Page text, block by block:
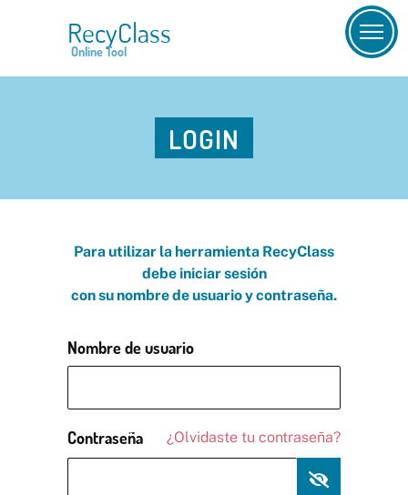
RecyClass
Online Tool
LOGIN
Para utilizar la herramienta RecyClass
debe iniciar sesión
con su nombre de usuario y contraseña.
Nombre de usuario
Contraseña ¿Olvidaste tu contraseña?